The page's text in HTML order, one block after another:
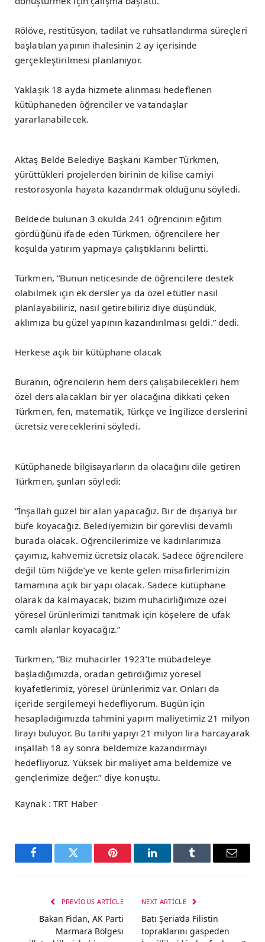
Rölöve, restitüsyon, tadilat ve ruhsatlandırma süreçleri
başlatılan yapının ihalesinin 2 ay içerisinde
gerçekleştirilmesi planlanıyor.
Yaklaşık 18 ayda hizmete alınması hedeflenen
kütüphaneden öğrenciler ve vatandaşlar
yararlanabilecek.
Aktaş Belde Belediye Başkanı Kamber Türkmen,
yürüttükleri projelerden birinin de kilise camiyi
restorasyonla hayata kazandırmak olduğunu söyledi.
Beldede bulunan 3 okulda 241 öğrencinin eğitim
gördüğünü ifade eden Türkmen, öğrencilere her
koşulda yatırım yapmaya çalıştıklarını belirtti.
Türkmen, “Bunun neticesinde de öğrencilere destek
olabilmek için ek dersler ya da özel etütler nasıl
planlayabiliriz, nasıl getirebiliriz diye düşündük,
aklımıza bu güzel yapının kazandırılması geldi.” dedi.
Herkese açık bir kütüphane olacak
Buranın, öğrencilerin hem ders çalışabilecekleri hem
özel ders alacakları bir yer olacağına dikkati çeken
Türkmen, fen, matematik, Türkçe ve İngilizce derslerini
ücretsiz vereceklerini söyledi.
Kütüphanede bilgisayarların da olacağını dile getiren
Türkmen, şunları söyledi:
“İnşallah güzel bir alan yapacağız. Bir de dışarıya bir
büfe koyacağız. Belediyemizin bir görevlisi devamlı
burada olacak. Öğrencilerimize ve kadınlarımıza
çayımız, kahvemiz ücretsiz olacak. Sadece öğrencilere
değil tüm Niğde’ye ve kente gelen misafirlerimizin
tamamına açık bir yapı olacak. Sadece kütüphane
olarak da kalmayacak, bizim muhacirliğimize özel
yöresel ürünlerimizi tanıtmak için köşelere de ufak
camlı alanlar koyacağız.”
Türkmen, “Biz muhacirler 1923’te mübadeleye
başladığımızda, oradan getirdiğimiz yöresel
kıyafetlerimiz, yöresel ürünlerimiz var. Onları da
içeride sergilemeyi hedefliyorum. Bugün için
hesapladığımızda tahmini yapım maliyetimiz 21 milyon
lirayı buluyor. Bu tarihi yapıyı 21 milyon lira harcayarak
inşallah 18 ay sonra beldemize kazandırmayı
hedefliyoruz. Yüksek bir maliyet ama beldemize ve
gençlerimize değer.” diye konuştu.
Kaynak : TRT Haber
FacebookTwitter Pinterest LinkedInTumblr Email
PREVIOUS ARTICLE
Bakan Fidan, AK Parti
Marmara Bölgesi
NEXT ARTICLE
Batı Şeria’da Filistin
topraklarını gaspeden